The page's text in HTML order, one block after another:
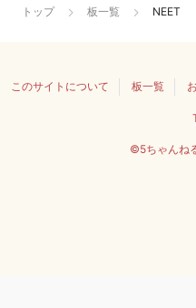
トップ 板一覧 NEET
このサイトについて 板一覧
©5ちゃんね